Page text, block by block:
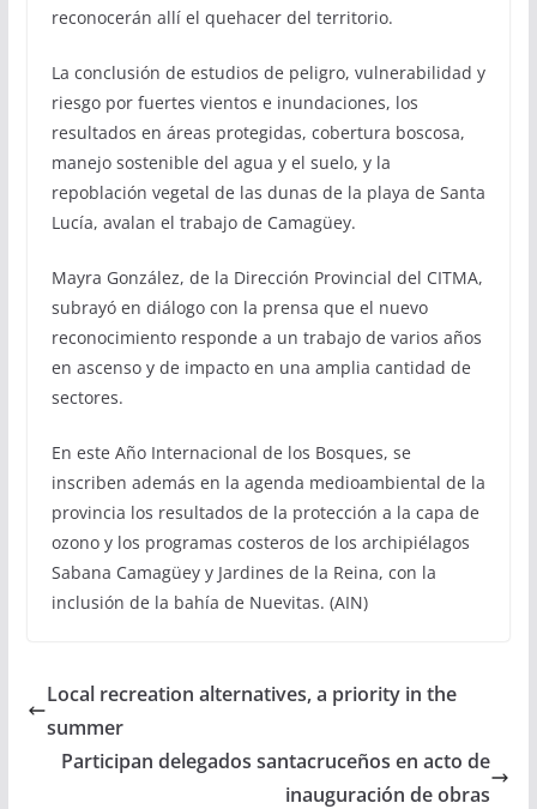
reconocerán allí el quehacer del territorio.
La conclusión de estudios de peligro, vulnerabilidad y
riesgo por fuertes vientos e inundaciones, los
resultados en áreas protegidas, cobertura boscosa,
manejo sostenible del agua y el suelo, y la
repoblación vegetal de las dunas de la playa de Santa
Lucía, avalan el trabajo de Camagüey.
Mayra González, de la Dirección Provincial del CITMA,
subrayó en diálogo con la prensa que el nuevo
reconocimiento responde a un trabajo de varios años
en ascenso y de impacto en una amplia cantidad de
sectores.
En este Año Internacional de los Bosques, se
inscriben además en la agenda medioambiental de la
provincia los resultados de la protección a la capa de
ozono y los programas costeros de los archipiélagos
Sabana Camagüey y Jardines de la Reina, con la
inclusión de la bahía de Nuevitas. (AIN)
Local recreation alternatives, a priority in the
summer
Participan delegados santacruceños en acto de
inauguración de obras